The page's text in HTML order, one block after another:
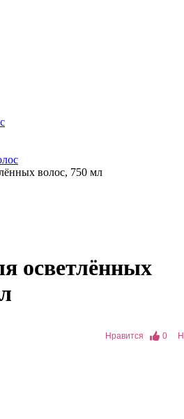
волос, 750 мл
осветлённых
Нравится 0